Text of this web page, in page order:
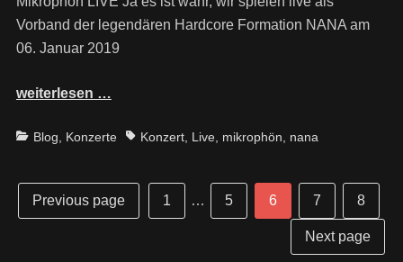
Vorband der legendären Hardcore Formation NANA am
06. Januar 2019
weiterlesen …
Categories
Blog, Konzerte TagsKonzert, Live, mikrophön, nana
Post
Seitennummerierung
Previous page Page
1 … Page
5 Page
6 Page
7 Page
8
Next page